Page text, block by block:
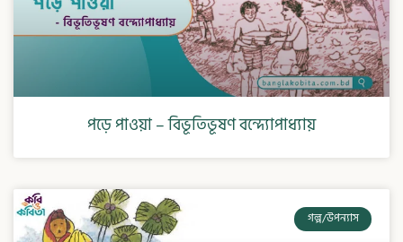
পড়ে পাওয়া – বিভূতিভূষণ বন্দ্যোপাধ্যায়
গল্প/উপন্যাস